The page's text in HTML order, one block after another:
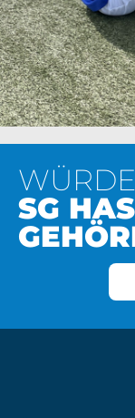
SG